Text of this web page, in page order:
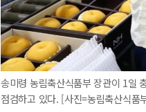
송미령 농림축산식품부 장관이 1일
점검하고 있다. [사진=농림축산